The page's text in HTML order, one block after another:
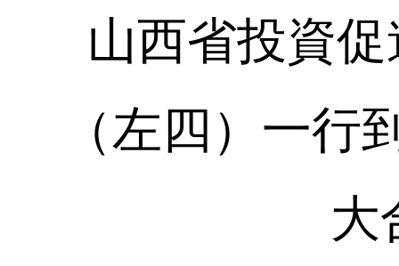
山西省投資
（左四）一行
大